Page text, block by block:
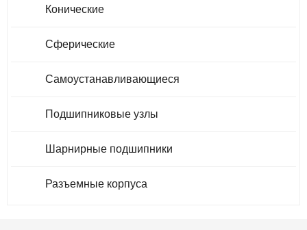
Конические
Сферические
Самоустанавливающиеся
Подшипниковые узлы
Шарнирные подшипники
Разъемные корпуса